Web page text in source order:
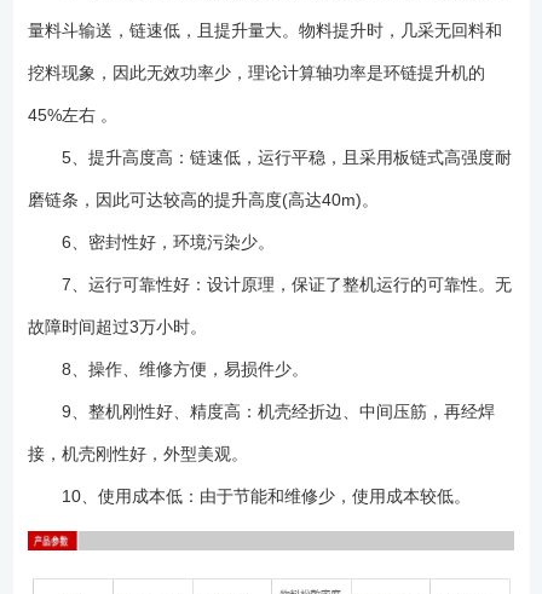
量料斗输送，链速低，且提升量大。物料提升时，几采无回料和
挖料现象，因此无效功率少，理论计算轴功率是环链提升机的
45%左右 。
5、提升高度高：链速低，运行平稳，且采用板链式高强度耐
磨链条，因此可达较高的提升高度(高达40m)。
6、密封性好，环境污染少。
7、运行可靠性好：设计原理，保证了整机运行的可靠性。无
故障时间超过3万小时。
8、操作、维修方便，易损件少。
9、整机刚性好、精度高：机壳经折边、中间压筋，再经焊
接，机壳刚性好，外型美观。
10、使用成本低：由于节能和维修少，使用成本较低。